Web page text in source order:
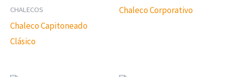
CHALECOS
Chaleco Capitoneado
Clásico
Chaleco Corporativo